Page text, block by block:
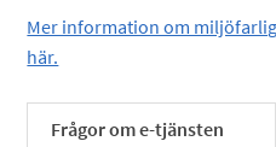
Mer information om
här.
Frågor om e-tjänsten